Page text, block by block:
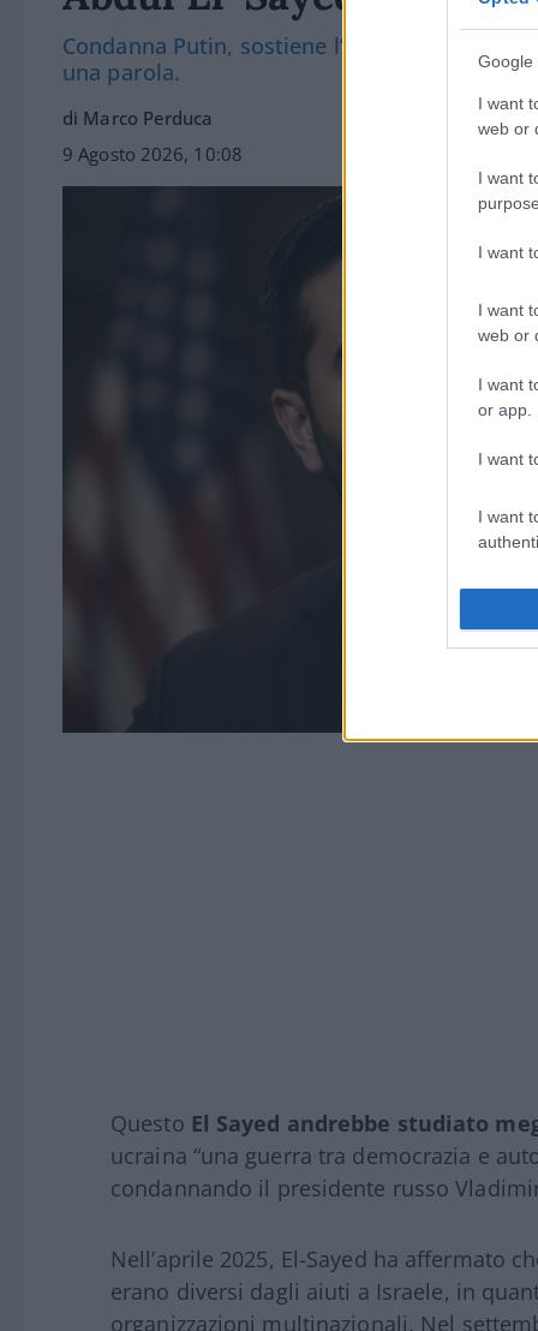
Google
I want
web or
I want
I want
I want
web or
I want
or app.
I want
I want
Condanna Putin, sostiene l’Ucraina e la
una parola.
di Marco Perduca
9 Agosto 2026, 10:08
Questo El Sayed andrebbe studiato
ucraina “una guerra tra democrazia e
condannando il presidente russo
Nell’aprile 2025, El-Sayed ha affermato
erano diversi dagli aiuti a Israele, in
organizzazioni multinazionali. Nel